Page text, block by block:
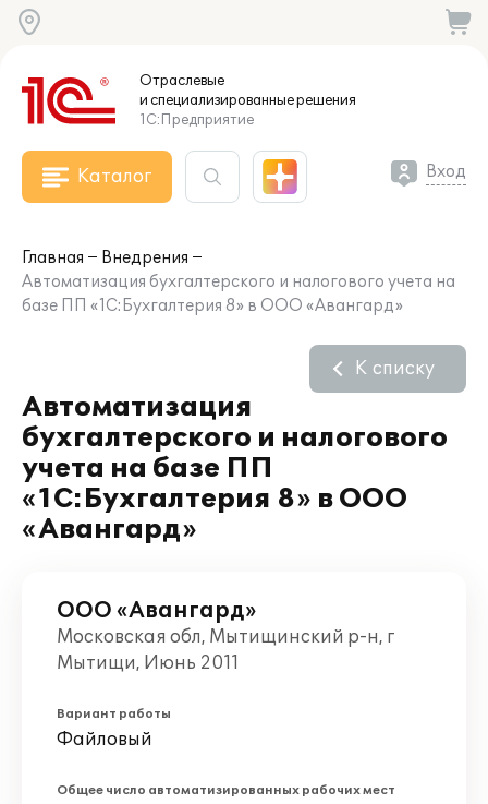
Отраслевые
и специализированныерешения
1С:Предприятие
Каталог Вход
Главная
Внедрения
Автоматизация бухгалтерского и налогового учета на
базе ПП «1С:Бухгалтерия 8» в ООО «Авангард»
Автоматизация
бухгалтерского и налогового
учета на базе ПП
«1С:Бухгалтерия 8» в ООО
«Авангард»
К списку
ООО «Авангард»
Московская обл, Мытищинский р-н, г
Мытищи, Июнь 2011
Вариант работы
Файловый
Общее число автоматизированных рабочих мест